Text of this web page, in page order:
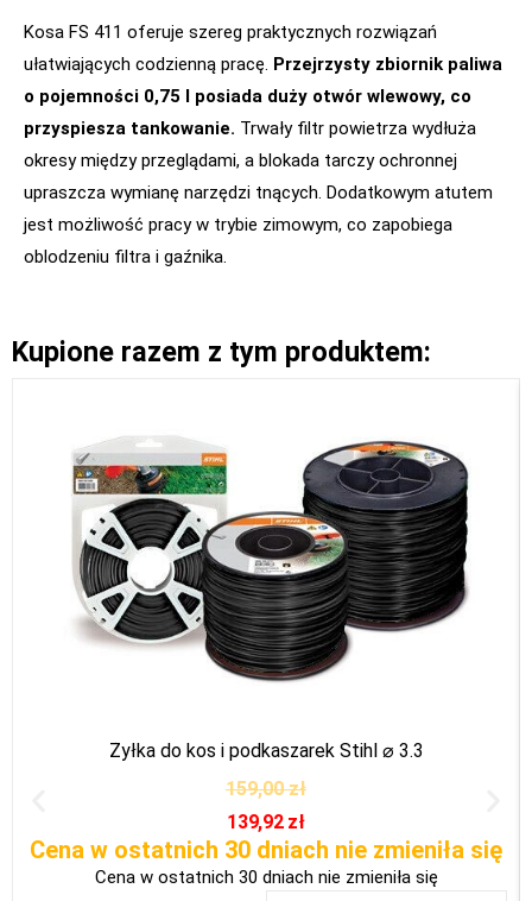
Kosa FS 411 oferuje szereg praktycznych rozwiązań
ułatwiających codzienną pracę. Przejrzysty zbiornik paliwa
o pojemności 0,75 l posiada duży otwór wlewowy, co
przyspiesza tankowanie. Trwały filtr powietrza wydłuża
okresy między przeglądami, a blokada tarczy ochronnej
upraszcza wymianę narzędzi tnących. Dodatkowym atutem
jest możliwość pracy w trybie zimowym, co zapobiega
oblodzeniu filtra i gaźnika.
Kupione razem z tym produktem:
Żyłka do kos i podkaszarek Stihl ⌀ 3.3
159,00zł
139,92 zł
Cena w ostatnich 30 dniach nie zmieniła się
Cena w ostatnich 30 dniach nie zmieniła się